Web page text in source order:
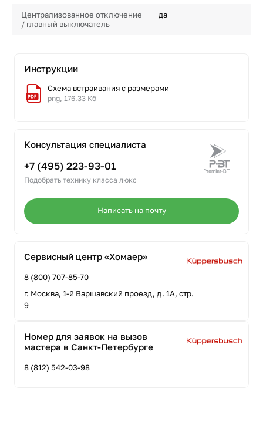
Централизованное отключение
/ главный выключатель
да
Инструкции
Схема встраивания с размерами
png, 176.33 Кб
Консультация специалиста
+7 (495) 223-93-01
Подобрать технику класса люкс
Написать на почту
Сервисный центр «Хомаер»
8 (800) 707-85-70
г. Москва, 1-й Варшавский проезд, д. 1А, стр.
9
Номер для заявок на вызов
мастера в Санкт-Петербурге
8 (812) 542-03-98